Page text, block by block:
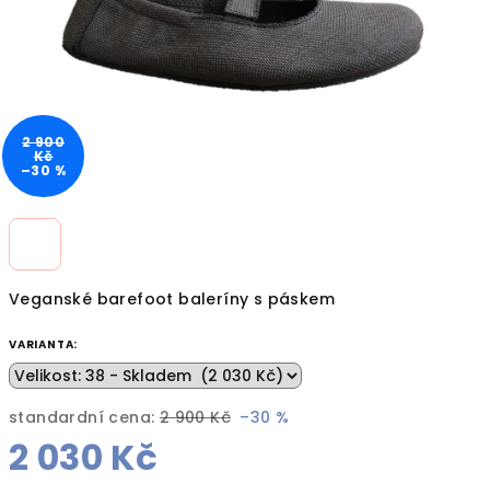
Veganské barefoot baleríny s páskem
VARIANTA:
standardní cena: 2 900 Kč –30 %
2 030 Kč
2 900
Kč
–30 %